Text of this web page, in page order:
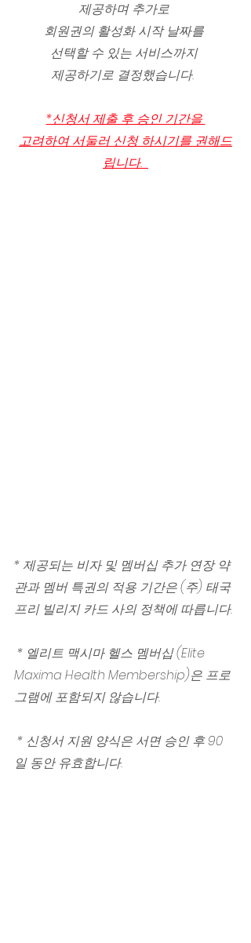
제공하며 추가로
회원권의 활성화 시작 날짜를
선택할 수 있는 서비스까지
제공하기로 결정했습니다.
*신청서 제출 후 승인 기간을
고려하여 서둘러 신청 하시기를 권해드
립니다.
* 제공되는 비자 및 멤버십 추가 연장 약
관과 멤버 특권의 적용 기간은 (주) 태국
프리 빌리지 카드 사의 정책에 따릅니다.
Maxima Health Membership)은 프로
그램에 포함되지 않습니다.
일 동안 유효합니다.